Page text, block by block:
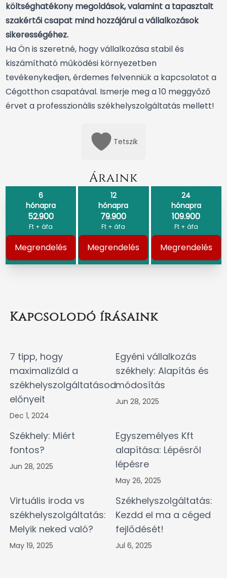
költséghatékony megoldások, valamint a tapasztalt
szakértői csapat mind hozzájárul a vállalkozások
sikerességéhez.
Ha Ön is szeretné, hogy vállalkozása stabil és
kiszámítható működési környezetben
tevékenykedjen, érdemes felvenniük a kapcsolatot a
Cégotthon csapatával. Ismerje meg a 10 meggyőző
érvet a professzionális székhelyszolgáltatás mellett!
Tetszik
Áraink
6
hónapra
52.900
Ft + áfa
Megrendelés
12
hónapra
79.900
Ft + áfa
Megrendelés
24
hónapra
109.900
Ft + áfa
Megrendelés
Kapcsolodó írásaink
7 tipp, hogy
maximalizáld a
székhelyszolgáltatásod
előnyeit
Dec 1, 2024
Egyéni vállalkozás
székhely: Alapítás és
módosítás
Jun 28, 2025
Székhely: Miért
fontos?
Jun 28, 2025
Egyszemélyes Kft
alapítása: Lépésről
lépésre
May 26, 2025
Virtuális iroda vs
székhelyszolgáltatás:
Melyik neked való?
May 19, 2025
Székhelyszolgáltatás:
Kezdd el ma a céged
fejlődését!
Jul 6, 2025